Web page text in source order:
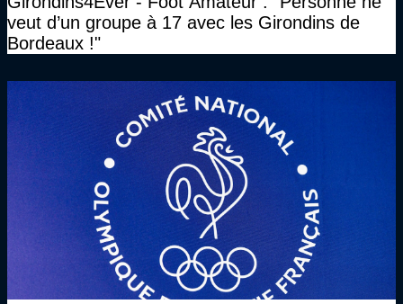
veut d’un groupe à 17 avec les Girondins de
Bordeaux !"